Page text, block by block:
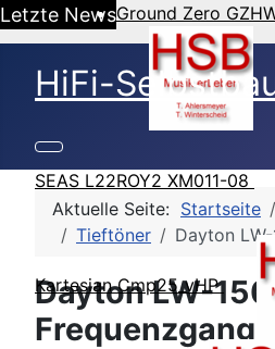
Letzte NewsGround Zero
SEAS L22ROY2 XM011-08
Kartesian Cmp25_vHP
HiFi-
Aktuelle Seite: Startseite
Tieftöner
Dayton LW-
Dayton LW-
Frequenzgang